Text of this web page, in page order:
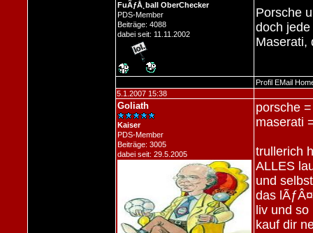
FuÃƒÅ¸ball OberChecker
PDS-Member
Beiträge: 4088
dabei seit: 11.11.2002
Porsche
doch
Maserati,
Profil EMail
5.1.2007 15:38
Goliath
Kaiser
PDS-Member
Beiträge: 3005
dabei seit: 29.5.2005
porsche
maserati
trullerich
ALLES
und
das
liv und
kauf dir